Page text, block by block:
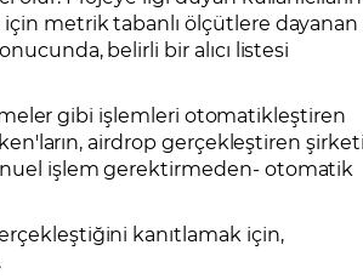
metrik tabanlı ölçütlere dayanan
belirli bir alıcı listesi
gibi işlemleri otomatikleştiren
airdrop gerçekleştiren
işlem gerektirmeden- otomatik
kanıtlamak için,